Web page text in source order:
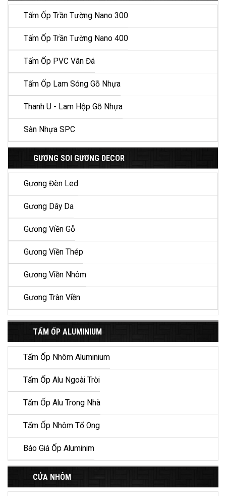
Tấm Ốp Trần Tường Nano 300
Tấm Ốp Trần Tường Nano 400
Tấm Ốp PVC Vân Đá
Tấm Ốp Lam Sóng Gỗ Nhựa
Thanh U - Lam Hộp Gỗ Nhựa
Sàn Nhựa SPC
GƯƠNG SOI GƯƠNG DECOR
Gương Đèn Led
Gương Dây Da
Gương Viền Gỗ
Gương Viền Thép
Gương Viền Nhôm
Gương Tràn Viền
TẤM ỐP ALUMINIUM
Tấm Ốp Nhôm Aluminium
Tấm Ốp Alu Ngoài Trời
Tấm Ốp Alu Trong Nhà
Tấm Ốp Nhôm Tổ Ong
Báo Giá Ốp Aluminim
CỬA NHÔM